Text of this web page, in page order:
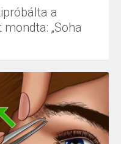
a
„Soha